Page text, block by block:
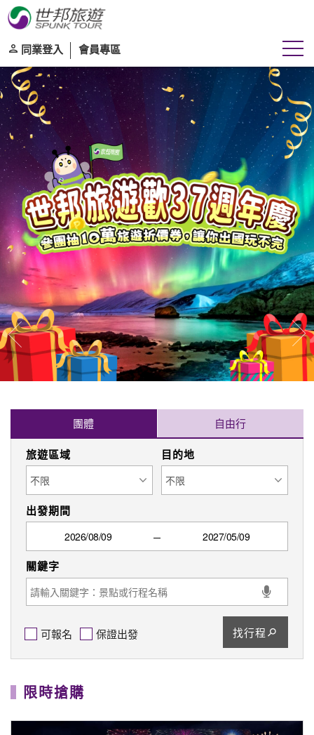
同業登入 會員專區
往前
團體 自由行
旅遊區域 目的地
出發期間
可報名 保證出發 找行程
限時搶購
迎福．美國村海景．美麗海水族館(媽媽免煮年夜飯)
★9/30前報名第2人省$5,000★